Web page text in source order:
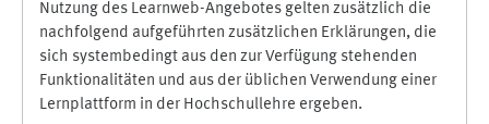
Nutzung des Learnweb-Angebotes gelten zusätzlich die
nachfolgend aufgeführten zusätzlichen Erklärungen, die
sich systembedingt aus den zur Verfügung stehenden
Funktionalitäten und aus der üblichen Verwendung einer
Lernplattform in der Hochschullehre ergeben.